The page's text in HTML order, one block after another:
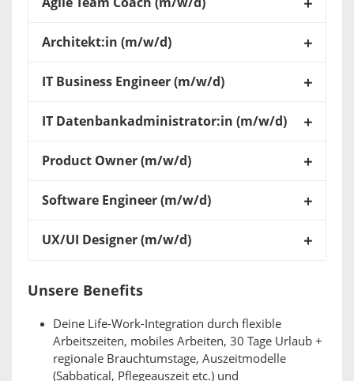
Architekt:in (m/w/d)
IT Business Engineer (m/w/d)
IT Datenbankadministrator:in (m/w/d)
Product Owner (m/w/d)
Software Engineer (m/w/d)
UX/UI Designer (m/w/d)
Unsere Benefits
Deine Life-Work-Integration durch flexible
Arbeitszeiten, mobiles Arbeiten, 30 Tage Urlaub +
regionale Brauchtumstage, Auszeitmodelle
(Sabbatical, Pflegeauszeit etc.) und